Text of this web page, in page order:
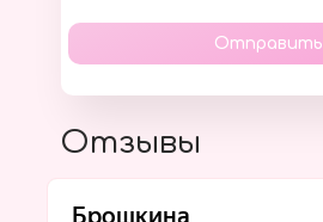
Отправить
Отзывы